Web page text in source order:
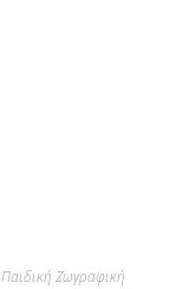
Παιδική Ζωγραφική